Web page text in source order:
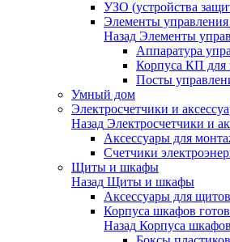
УЗО (устройства
Элементы управления
Назад Элементы
Аппаратура
Корпуса КП для
Посты
Умный дом
Электросчетчики и
Назад Электросчетчики и
Аксессуары для
Счетчики
Щиты и шкафы
Назад Щиты и шкафы
Аксессуары для
Корпуса шкафов
Назад Корпуса